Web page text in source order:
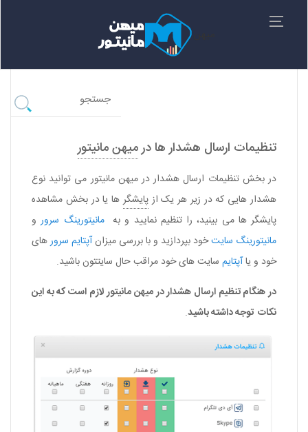
تنظیمات ارسال هشدار ها درمیهن مانیتور
در بخش تنظیمات ارسال هشدار درمیهن مانیتور می توانید نوع
هشدار هایی که در زیر هر یک ازپایشگر ها یا در بخش مشاهده
پایشگر ها می بینید، را تنظیم نمایید و به مانیتورینگ سرورو
مانیتورینگ سایتخود بپردازید و با بررسی میزانآپتایم سرورهای
خود و یاآپتایم سایت های خود مراقب حال سایتتون باشید.
در هنگام تنظیم ارسال هشدار درمیهن مانیتورلازم است که به این
نکات توجه داشته باشید.